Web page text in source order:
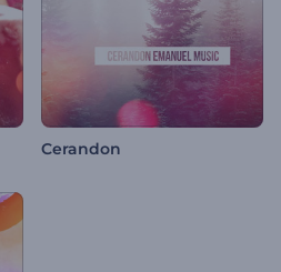
Cerandon